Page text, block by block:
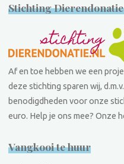
Stichting
Af en toe hebben we een
deze stichting sparen wij,
benodigdheden voor onze
euro. Help je ons mee? Onze
Vangkooi te huur